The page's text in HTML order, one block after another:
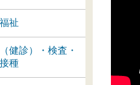
祉
健診）・検査・
種